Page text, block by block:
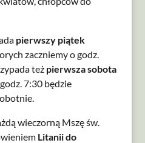
pierwszy piątek
zaczniemy o godz.
też pierwsza sobota
7:30 będzie
wieczorną Mszę św.
Litanii do